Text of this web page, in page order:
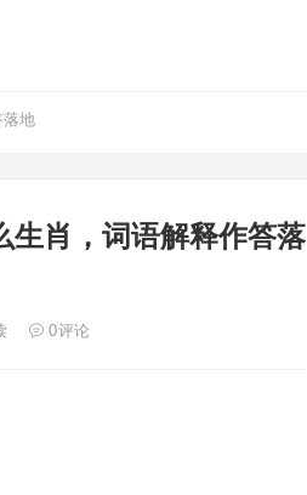
落地
生肖，词语解释作答落
0评论